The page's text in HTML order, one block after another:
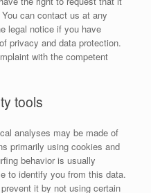
can contact us at any
legal notice if you have
privacy and data protection.
with the competent
tools
analyses may be made of
primarily using cookies and
behavior is usually
to identify you from this data.
it by not using certain